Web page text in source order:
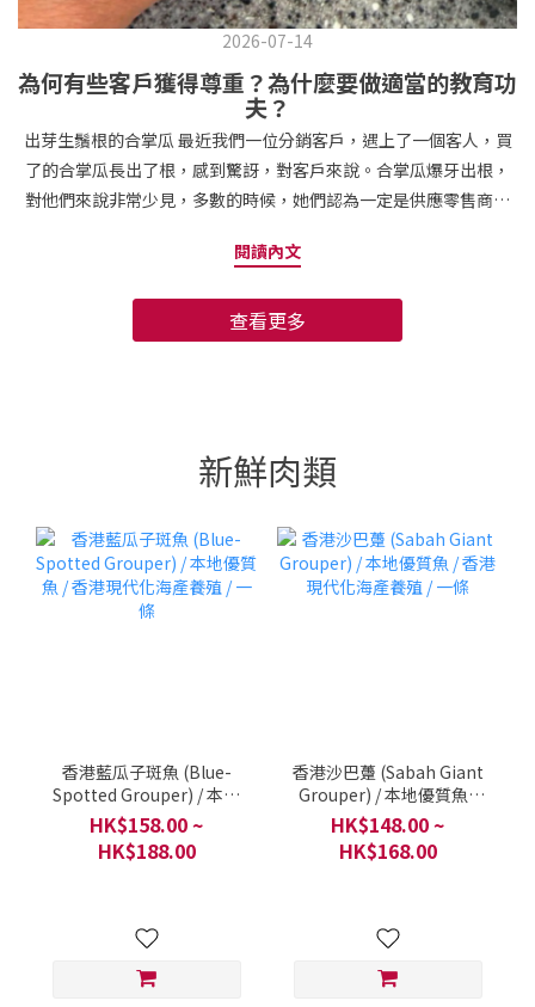
2026-07-14
為何有些客戶獲得尊重？為什麼要做適當的教育功
夫？
出芽生鬚根的合掌瓜 最近我們一位分銷客戶，遇上了一個客人，買
了的合掌瓜長出了根，感到驚訝，對客戶來說。合掌瓜爆牙出根，
對他們來說非常少見，多數的時候，她們認為一定是供應零售商，
因為現在溫度高濕度大，很容易觸發發芽，發芽也代表合掌瓜比較
排退款，於是再次叮囑我們，下次不要再給。 然而，我明白她的想
法之餘，於是只好回覆了一句「只能留意，不能避免」。 「做有機
後用壓力影響農夫，最後只好用農藥去大量生產迎合消費者需求的
貨賣出去，他們不會相信他們並不知道的認知。甚至問問AI、
Google搜尋器，會認為自己獲得不接受挑戰的答案，甚至認為權威
答案，你們不能不就範。 於是，我給予另一個建議，和很多有機生
產的瓜菜一樣，很難避免，消費者重要求一模一樣， 假如你也是認
文字，回覆這位客戶 ⋯⋯」 親愛的 xxx 顧客， 感謝您一直以來對我
們的支持！ 合掌瓜提前輕微發芽其實是相當常見的現象，尤其當瓜
本身較成熟時。只要外觀和質地沒有明顯變質，仍可放心食用。我
們建議您試試煲湯，成熟的合掌瓜煲湯時味道最香甜濃郁。如果因
節、品種及生長環境影響，難以完全一成不變。 希望您能體諒和包
涵，試著烹調享用。如果真的不合心意，我們亦樂意為您處理退款
閱讀內文
查看更多
新鮮肉類
香港藍瓜子斑魚 (Blue-
Spotted Grouper) / 本地
優質魚 / 香港現代化海產養
殖 / 一條
HK$158.00 ~
HK$188.00
香港沙巴躉 (Sabah Giant
Grouper) / 本地優質魚 /
香港現代化海產養殖 / 一條
HK$148.00 ~
HK$168.00